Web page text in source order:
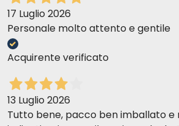
17 Luglio 2026
Personale molto attento e gentile
Acquirente verificato
13 Luglio 2026
Tutto bene, pacco ben imballato